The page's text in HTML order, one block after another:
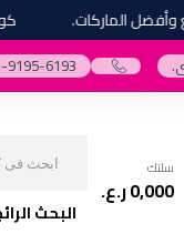
الماركات.
9195-6193‎
البحث
سلتك
0,000ر.ع.